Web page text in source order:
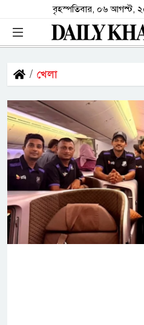
বৃহস্পতিবার, ০৬ আগস্ট,
খেলা